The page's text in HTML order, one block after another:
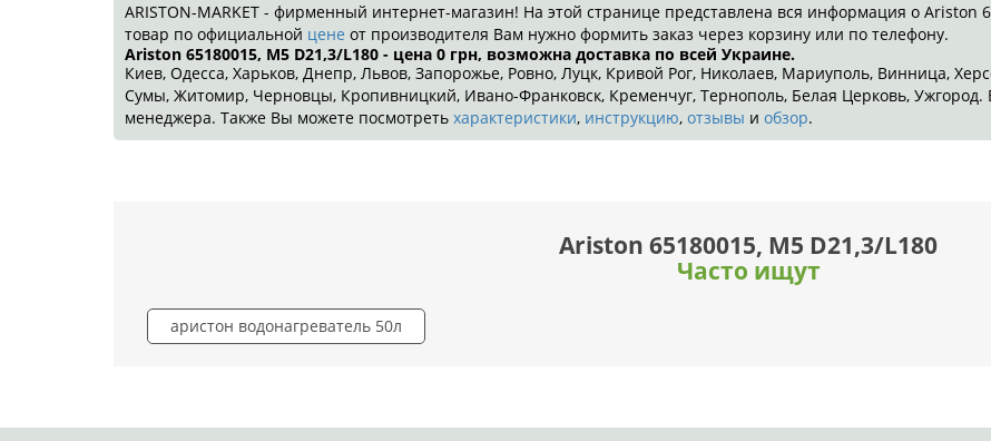
ARISTON-MARKET - фирменный интернет-магазин! На этой странице представлена вся информация о Ariston
товар по официальной цене от производителя Вам нужно формить заказ через корзину или по телефону.
Ariston 65180015, M5 D21,3/L180 - цена 0 грн, возможна доставка по всей Украине.
Киев, Одесса, Харьков, Днепр, Львов, Запорожье, Ровно, Луцк, Кривой Рог, Николаев, Мариуполь, Винница,
Сумы, Житомир, Черновцы, Кропивницкий, Ивано-Франковск, Кременчуг, Тернополь, Белая Церковь, Ужгород.
менеджера. Также Вы можете посмотреть характеристики, инструкцию, отзывы и обзор.
Ariston 65180015, M5 D21,3/L180
Часто ищут
аристон водонагреватель 50л